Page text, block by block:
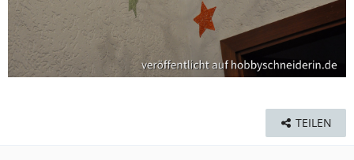
TEILEN